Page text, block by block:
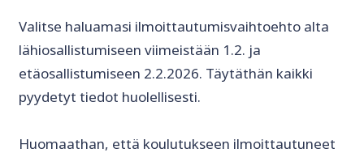
Valitse haluamasi ilmoittautumisvaihtoehto alta
lähiosallistumiseen viimeistään 1.2. ja
etäosallistumiseen 2.2.2026. Täytäthän kaikki
pyydetyt tiedot huolellisesti.
Huomaathan, että koulutukseen ilmoittautuneet